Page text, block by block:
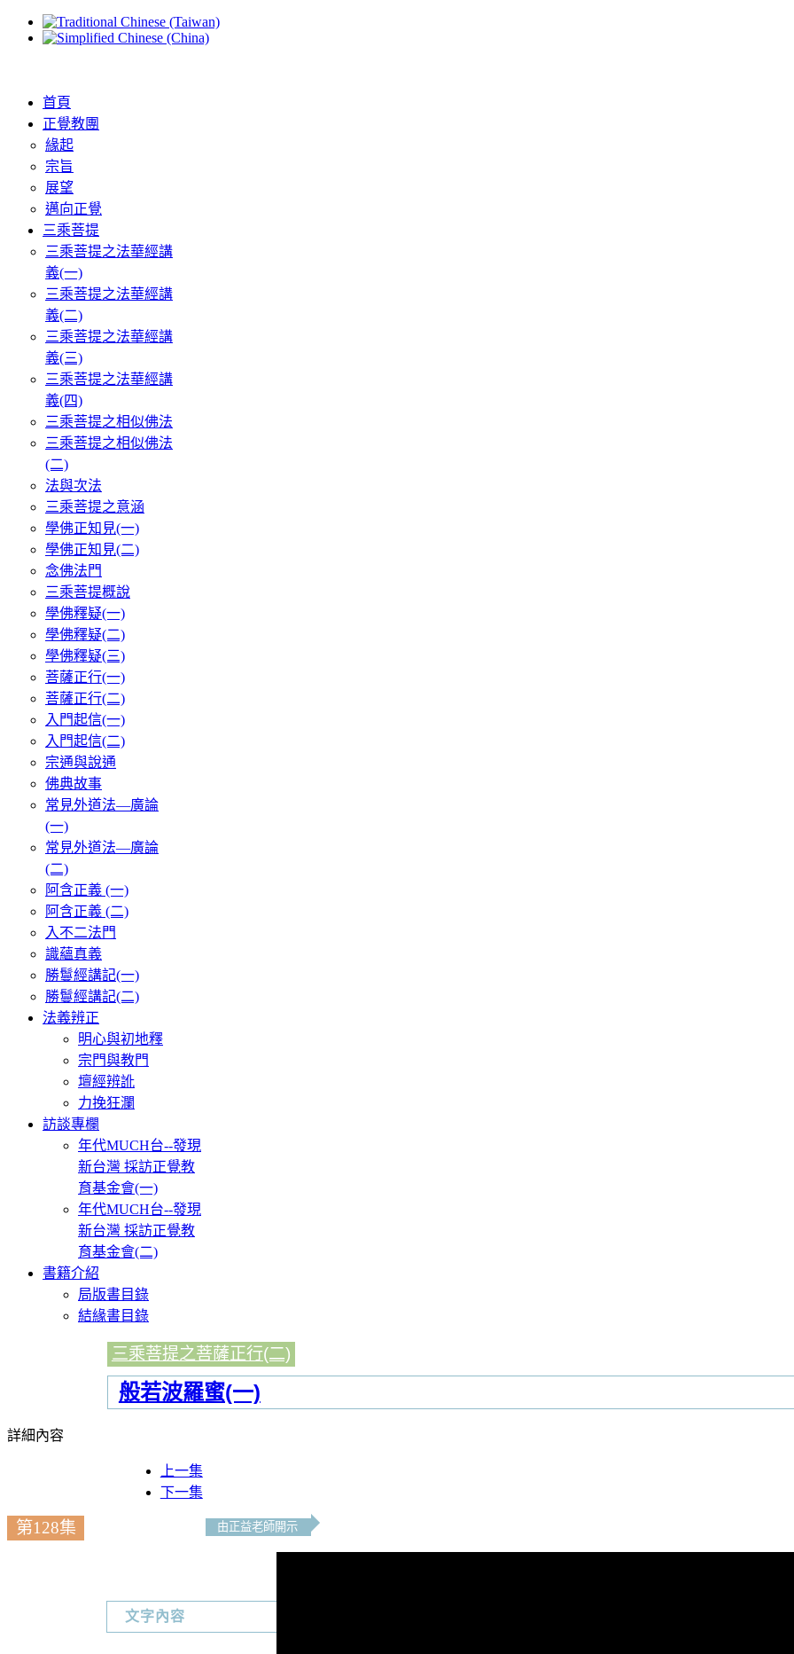
首頁
正覺教團
緣起
宗旨
展望
邁向正覺
三乘菩提
三乘菩提之法華經講
義(一)
三乘菩提之法華經講
義(二)
三乘菩提之法華經講
義(三)
三乘菩提之法華經講
義(四)
三乘菩提之相似佛法
三乘菩提之相似佛法
(二)
法與次法
三乘菩提之意涵
學佛正知見(一)
學佛正知見(二)
念佛法門
三乘菩提概說
學佛釋疑(一)
學佛釋疑(二)
學佛釋疑(三)
菩薩正行(一)
菩薩正行(二)
入門起信(一)
入門起信(二)
宗通與說通
佛典故事
常見外道法—廣論
(一)
常見外道法—廣論
(二)
阿含正義 (一)
阿含正義 (二)
入不二法門
識蘊真義
勝鬘經講記(一)
勝鬘經講記(二)
法義辨正
明心與初地釋
宗門與教門
壇經辨訛
力挽狂瀾
訪談專欄
年代MUCH台--發現
新台灣 採訪正覺教
育基金會(一)
年代MUCH台--發現
新台灣 採訪正覺教
育基金會(二)
書籍介紹
局版書目錄
結緣書目錄
三乘菩提之菩薩正行(二)
般若波羅蜜(一)
詳細內容
上一集
下一集
第128集 由正益老師開示
文字內容